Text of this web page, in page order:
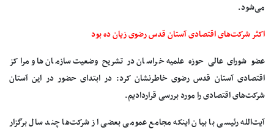
می‌شود.
اکثر شرکت‌های اقتصادی آستان قدس رضوی زیان ده بود
عضو شورای عالی حوزه علمیه خراسان در تشریح وضعیت سازمان‌ها و مراکز
اقتصادی آستان قدس رضوی خاطرنشان کرد: در ابتدای حضور در این آستان
شرکت‌های اقتصادی را مورد بررسی قراردادیم.
آیت‌الله رئیسی با بیان اینکه مجامع عمومی بعضی از شرکت‌ها چند سال برگزار